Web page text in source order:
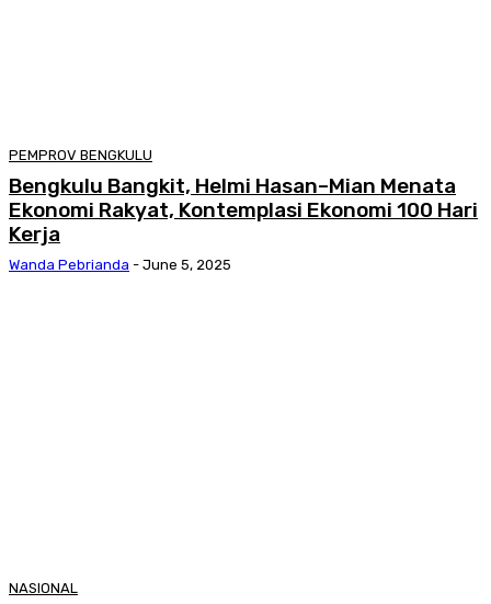
PEMPROV BENGKULU
Bengkulu Bangkit, Helmi Hasan–Mian Menata
Ekonomi Rakyat, Kontemplasi Ekonomi 100 Hari
Kerja
Wanda Pebrianda - June 5, 2025
NASIONAL